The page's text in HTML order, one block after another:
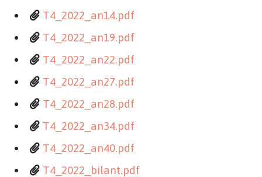
T4_2022_an14.pdf
T4_2022_an19.pdf
T4_2022_an22.pdf
T4_2022_an27.pdf
T4_2022_an28.pdf
T4_2022_an34.pdf
T4_2022_an40.pdf
T4_2022_bilant.pdf